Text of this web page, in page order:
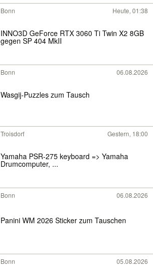
Bonn Heute, 01:38
INNO3D GeForce RTX 3060 Ti Twin X2 8GB
gegen SP 404 MkII
Bonn 06.08.2026
Wasgij-Puzzles zum Tausch
Troisdorf Gestern, 18:00
Yamaha PSR-275 keyboard => Yamaha
Drumcomputer, ...
Bonn 06.08.2026
Panini WM 2026 Sticker zum Tauschen
Bonn 05.08.2026